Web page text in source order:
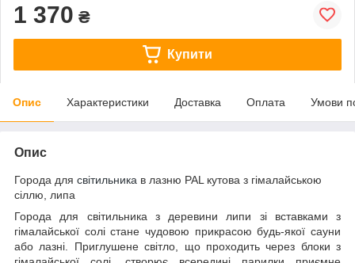
1 370 ₴
Купити
Опис Характеристики Доставка Оплата Умови
Опис
Города для світильника в лазню PAL кутова з гімалайською
сіллю, липа
Города для світильника з деревини липи зі вставками з
гімалайської солі стане чудовою прикрасою будь-якої сауни
або лазні. Приглушене світло, що проходить через блоки з